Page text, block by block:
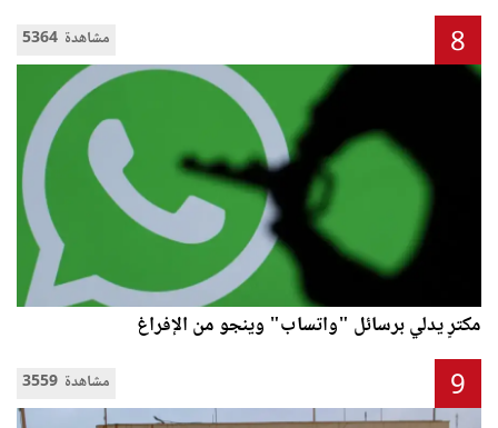
5364 مشاهدة 8
مكترٍ يدلي برسائل "واتساب" وينجو من الإفراغ
3559 مشاهدة 9